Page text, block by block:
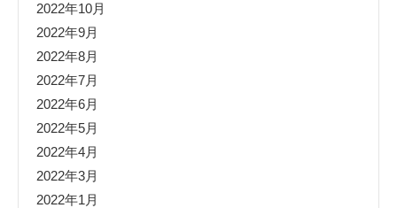
2022年10月
2022年9月
2022年8月
2022年7月
2022年6月
2022年5月
2022年4月
2022年3月
2022年1月